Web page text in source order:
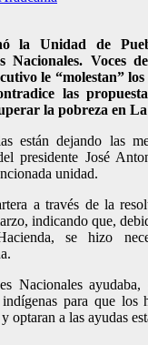
la Unidad de
Nacionales. Voces
le “molestan”
las
la pobreza en
están dejando las
presidente José
unidad.
a través de la
indicando que,
se hizo
Nacionales ayudaba,
para que los
optaran a las ayudas